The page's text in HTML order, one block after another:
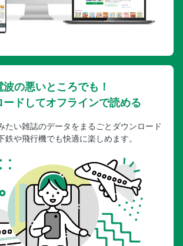
波の悪いところでも！
ードしてオフラインで読める
たい雑誌のデータをまるごとダウンロード
鉄や飛行機でも快適に楽しめます。